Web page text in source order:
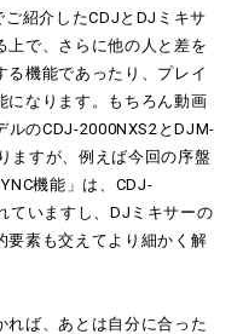
紹介したCDJとDJミキサ
上で、さらに他の人と差を
る機能であったり、プレイ
になります。もちろん動画
ルのCDJ-2000NXS2とDJM-
ますが、例えば今回の序盤
機能」は、CDJ-
ていますし、DJミキサーの
要素も交えてより細かく解
れば、あとは自分に合った